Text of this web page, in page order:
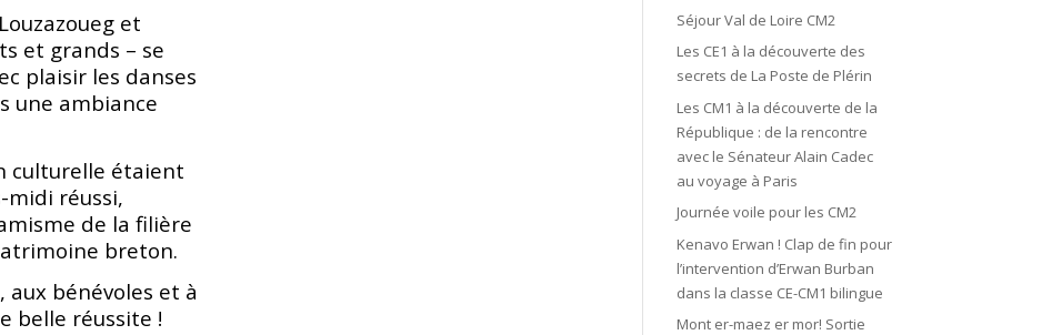
et
et grands – se
plaisir les danses
une ambiance
culturelle étaient
midi réussi,
de la filière
breton.
aux bénévoles et à
belle réussite !
Séjour Val de Loire CM2
Les CE1 à la découverte des
secrets de La Poste de Plérin
Les CM1 à la découverte de la
République : de la rencontre
avec le Sénateur Alain Cadec
au voyage à Paris
Journée voile pour les CM2
Kenavo Erwan ! Clap de fin pour
l’intervention d’Erwan Burban
dans la classe CE-CM1 bilingue
Mont er-maez er mor! Sortie